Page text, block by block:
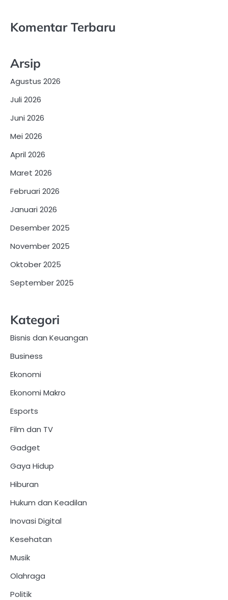
Komentar Terbaru
Arsip
Agustus 2026
Juli 2026
Juni 2026
Mei 2026
April 2026
Maret 2026
Februari 2026
Januari 2026
Desember 2025
November 2025
Oktober 2025
September 2025
Kategori
Bisnis dan Keuangan
Business
Ekonomi
Ekonomi Makro
Esports
Film dan TV
Gadget
Gaya Hidup
Hiburan
Hukum dan Keadilan
Inovasi Digital
Kesehatan
Musik
Olahraga
Politik